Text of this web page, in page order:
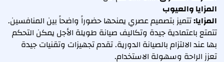
المزايا والعيوب
المزايا:تتميز بتصميم عصري يمنحها حضوراً واضحاً بين المنافسين.
تتمتع باعتمادية جيدة وتكاليف صيانة طويلة الأجل يمكن التحكم
بها عند الالتزام بالصيانة الدورية. تقدم تجهيزات وتقنيات جيدة
تعزز الراحة وسهولة الاستخدام.